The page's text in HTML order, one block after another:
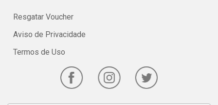
Resgatar Voucher
Aviso de Privacidade
Termos de Uso